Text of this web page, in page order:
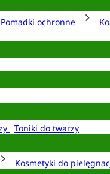
Pomadki ochronne
Toniki do twarzy
Kosmetyki do